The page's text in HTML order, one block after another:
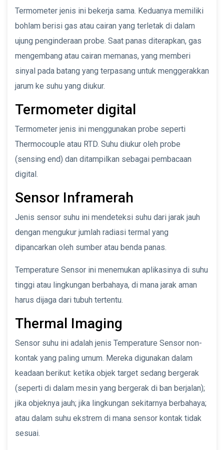
Termometer jenis ini bekerja sama. Keduanya memiliki
bohlam berisi gas atau cairan yang terletak di dalam
ujung penginderaan probe. Saat panas diterapkan, gas
mengembang atau cairan memanas, yang memberi
sinyal pada batang yang terpasang untuk menggerakkan
jarum ke suhu yang diukur.
Termometer digital
Termometer jenis ini menggunakan probe seperti
Thermocouple atau RTD. Suhu diukur oleh probe
(sensing end) dan ditampilkan sebagai pembacaan
digital.
Sensor Inframerah
Jenis sensor suhu ini mendeteksi suhu dari jarak jauh
dengan mengukur jumlah radiasi termal yang
dipancarkan oleh sumber atau benda panas.
Temperature Sensor ini menemukan aplikasinya di suhu
tinggi atau lingkungan berbahaya, di mana jarak aman
harus dijaga dari tubuh tertentu.
Thermal Imaging
Sensor suhu ini adalah jenis Temperature Sensor non-
kontak yang paling umum. Mereka digunakan dalam
keadaan berikut: ketika objek target sedang bergerak
(seperti di dalam mesin yang bergerak di ban berjalan);
jika objeknya jauh; jika lingkungan sekitarnya berbahaya;
atau dalam suhu ekstrem di mana sensor kontak tidak
sesuai.